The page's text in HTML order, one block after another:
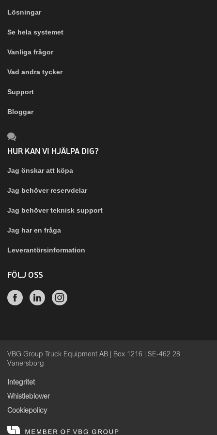
Lösningar
Se hela systemet
Vanliga frågor
Vad andra tycker
Support
Bloggar
HUR KAN VI HJÄLPA DIG?
Jag önskar att köpa
Jag behöver reservdelar
Jag behöver teknisk support
Jag har en fråga
Leverantörsinformation
FÖLJ OSS
VBG Group Truck Equipment AB | Box 1216 | SE-462 28
Vänersborg
Integritet
Whistleblower
Cookiepolicy